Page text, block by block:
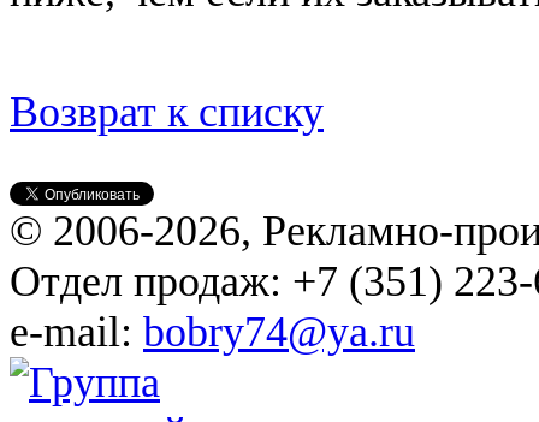
Возврат к списку
© 2006-2026, Рекламно-
Отдел продаж: +7 (351)
e-mail: bobry74@ya.ru